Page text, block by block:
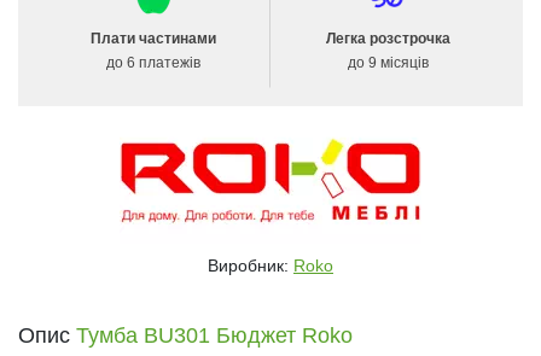
Плати частинами
до 6 платежів
Легка розстрочка
до 9 місяців
Виробник: Roko
Опис Тумба BU301 Бюджет Roko